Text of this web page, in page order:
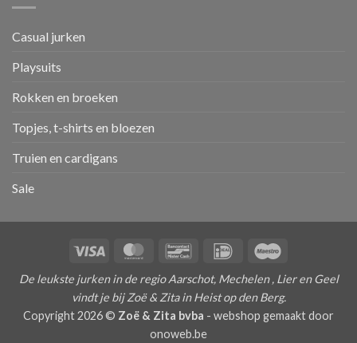
Casual jurken
Playsuits
Rokken en broeken
Topjes, t-shirts en bloezen
Truien en cardigans
Sale
Visa MasterCardBancontactIDeal
De leukste jurken in de regio Aarschot, Mechelen , Lier en Geel
vindt je bij Zoë & Zita in Heist op den Berg.
Copyright 2026 © Zoë & Zita bvba - webshop gemaakt door
onoweb.be